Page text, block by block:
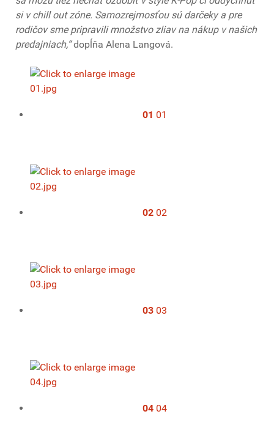
si v chill out zóne. Samozrejmosťou sú darčeky a pre
rodičov sme pripravili množstvo zliav na nákup v našich
predajniach,“dopĺňa Alena Langová.
01 01
02 02
03 03
04 04